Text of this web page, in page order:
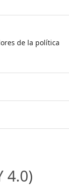
de la política
4.0)